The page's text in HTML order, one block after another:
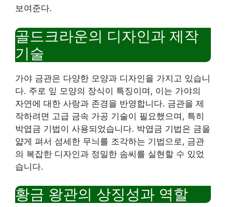
보여준다.
골드크라운의 디자인과 제작
기술
가야 금관은 다양한 모양과 디자인을 가지고 있습니
다. 주로 잎 모양의 장식이 특징이며, 이는 가야의
자연에 대한 사랑과 존경을 반영합니다. 금관을 제
작하려면 고급 금속 가공 기술이 필요했으며, 특히
박엽금 기법이 사용되었습니다. 박엽금 기법은 금을
얇게 펴서 섬세한 무늬를 조각하는 기법으로, 금관
의 복잡한 디자인과 정밀한 솜씨를 실현할 수 있었
습니다.
황금 왕관의 상징성과 역할